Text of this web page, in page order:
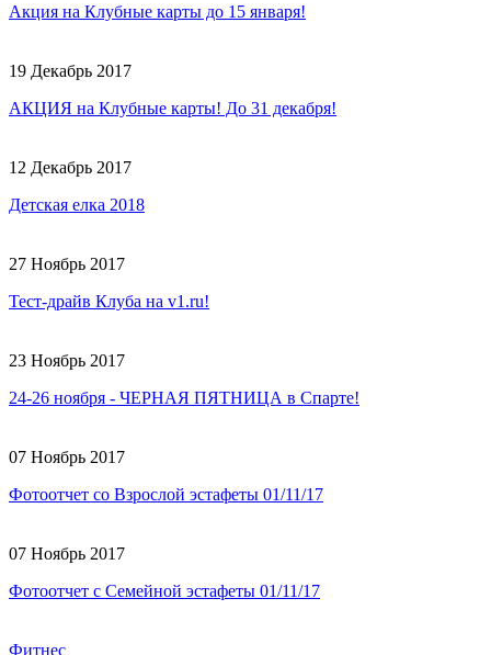
Акция на Клубные карты до 15 января!
19 Декабрь 2017
АКЦИЯ на Клубные карты! До 31 декабря!
12 Декабрь 2017
Детская елка 2018
27 Ноябрь 2017
Тест-драйв Клуба на v1.ru!
23 Ноябрь 2017
24-26 ноября - ЧЕРНАЯ ПЯТНИЦА в Спарте!
07 Ноябрь 2017
Фотоотчет со Взрослой эстафеты 01/11/17
07 Ноябрь 2017
Фотоотчет с Семейной эстафеты 01/11/17
Фитнес